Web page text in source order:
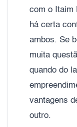
com o Itaim
há certa
ambos. Se
muita
quando do
vantagens
outro.